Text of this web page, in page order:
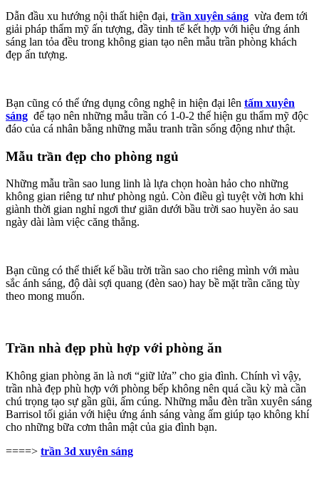
Dẫn đầu xu hướng nội thất hiện đại, trần xuyên sáng vừa đem tới
giải pháp thẩm mỹ ấn tượng, đầy tinh tế kết hợp với hiệu ứng ánh
sáng lan tỏa đều trong không gian tạo nên mẫu trần phòng khách
đẹp ấn tượng.
Bạn cũng có thể ứng dụng công nghệ in hiện đại lên tấm xuyên
sáng để tạo nên những mẫu trần có 1-0-2 thể hiện gu thẩm mỹ độc
đáo của cá nhân bằng những mẫu tranh trần sống động như thật.
Mẫu trần đẹp cho phòng ngủ
Những mẫu trần sao lung linh là lựa chọn hoàn hảo cho những
không gian riêng tư như phòng ngủ. Còn điều gì tuyệt vời hơn khi
giành thời gian nghỉ ngơi thư giãn dưới bầu trời sao huyền ảo sau
ngày dài làm việc căng thẳng.
Bạn cũng có thể thiết kế bầu trời trần sao cho riêng mình với màu
sắc ánh sáng, độ dài sợi quang (đèn sao) hay bề mặt trần căng tùy
theo mong muốn.
Trần nhà đẹp phù hợp với phòng ăn
Không gian phòng ăn là nơi “giữ lửa” cho gia đình. Chính vì vậy,
trần nhà đẹp phù hợp với phòng bếp không nên quá cầu kỳ mà cần
chú trọng tạo sự gần gũi, ấm cúng. Những mẫu đèn trần xuyên sáng
Barrisol tối giản với hiệu ứng ánh sáng vàng ấm giúp tạo không khí
cho những bữa cơm thân mật của gia đình bạn.
====> trần 3d xuyên sáng